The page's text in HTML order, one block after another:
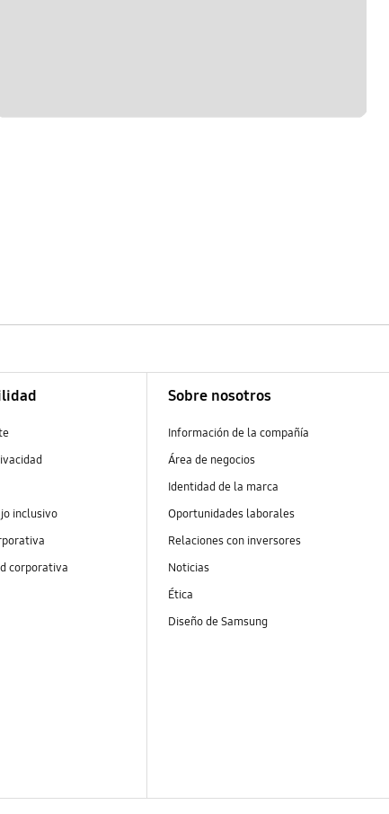
inclusivo
corporativa
Sobre nosotros
Información de la compañía
Área de negocios
Identidad de la marca
Oportunidades laborales
Relaciones con inversores
Noticias
Ética
Diseño de Samsung